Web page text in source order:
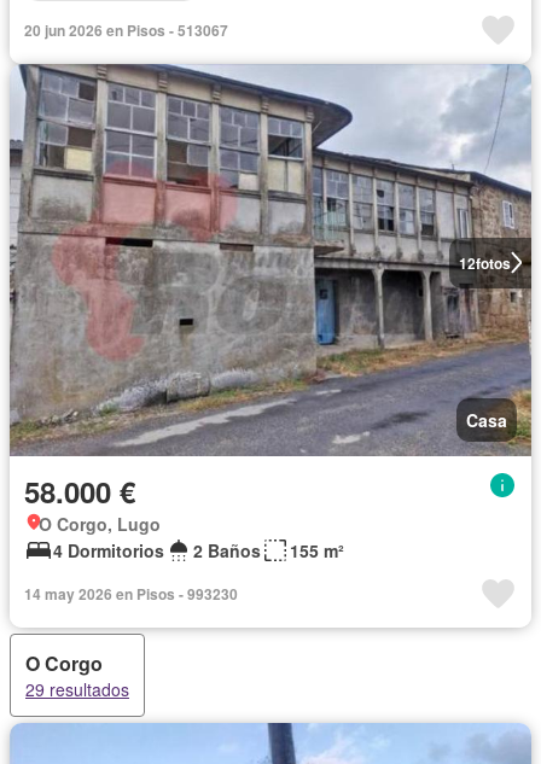
20 jun 2026 en Pisos - 513067
12fotos
Casa
58.000 €
O Corgo, Lugo
4 Dormitorios
2 Baños 155 m²
14 may 2026 en Pisos - 993230
O Corgo
29 resultados